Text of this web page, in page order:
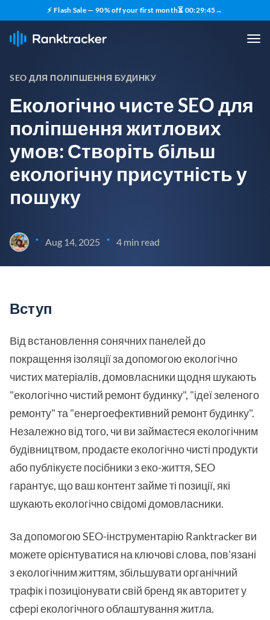
⚡ Flash Sale — 90% off your first month⏳ 00:29:44→
SEO ДЛЯ ПОЛІПШЕННЯ БУДИНКУ
Екологічно чисте SEO для
поліпшення житлових
умов: Створіть більш
екологічну присутність у
пошуку
• Aug 14, 2025 • 4 min read
Вступ
Від встановлення сонячних панелей до
покращення ізоляції за допомогою екологічно
чистих матеріалів, домовласники щодня шукають
"екологічно чистий ремонт будинку", "ідеї зеленого
ремонту" та "енергоефективний ремонт будинку".
Незалежно від того, чи ви займаєтеся екологічним
будівництвом, продаєте екологічно чисті продукти
або публікуєте посібники з еко-життя, SEO
гарантує, що ваш контент займе ті позиції, які
шукають екологічно свідомі домовласники.
За допомогою SEO-інструментарію Ranktracker ви
можете орієнтуватися на ключові слова, пов'язані
з екологічним життям, збільшувати органічний
трафік і позиціонувати свій бренд як авторитет у
сфері екологічного облаштування житла.